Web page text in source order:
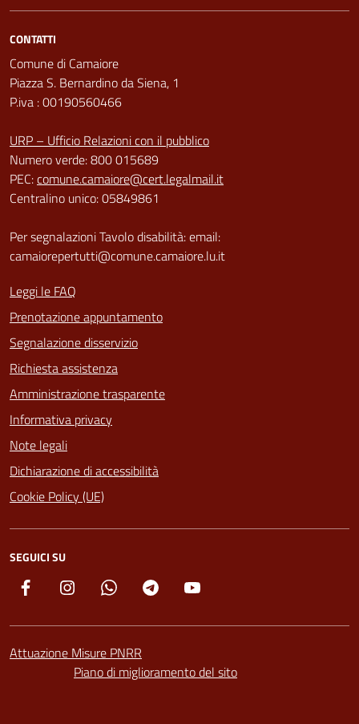
CONTATTI
Comune di Camaiore
Piazza S. Bernardino da Siena, 1
P.iva : 00190560466
URP – Ufficio Relazioni con il pubblico
Numero verde: 800 015689
PEC:comune.camaiore@cert.legalmail.it
Centralino unico: 05849861
Per segnalazioni Tavolo disabilità: email:
camaiorepertutti@comune.camaiore.lu.it
Leggi le FAQ
Prenotazione appuntamento
Segnalazione disservizio
Richiesta assistenza
Amministrazione trasparente
Informativa privacy
Note legali
Dichiarazione di accessibilità
Cookie Policy (UE)
SEGUICI SU
Facebook Instagram Whatsapp Telegram
Attuazione Misure PNRR
Piano di miglioramento del sito